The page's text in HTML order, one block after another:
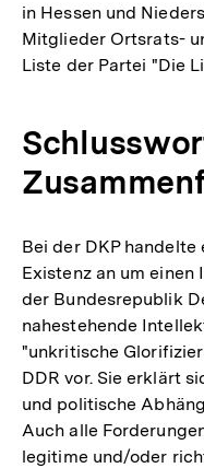
in Hessen und
Mitglieder Ortsrats-
Liste der Partei "Die
Bei der DKP handelte
Existenz an um
der Bundesrepublik
nahestehende
"unkritische
DDR vor. Sie erklärt
und politische
Auch alle
legitime und/oder